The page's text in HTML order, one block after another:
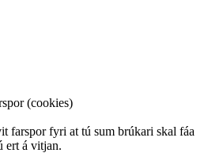
(cookies)
farspor fyri at tú sum brúkari skal fáa
ert á vitjan.